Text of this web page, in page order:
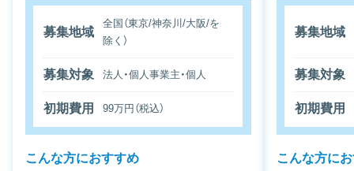
募集地域
全国（東京/神奈川/大阪/を
除く）
募集対象 法人・個人事業主・個人
初期費用 99万円（税込）
こんな方におすすめ
募集地域
募集対象
初期費用
こんな方に